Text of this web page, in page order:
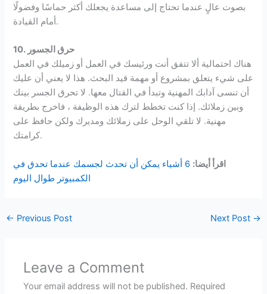
بصوت عالٍ عندما تحتاج إلى مساعدة يجعلك أكثر حماسًا وفضولًا
أمام القيادة.
10. حرق الجسور
هناك احتمالية ألا تتفق أنت ورئيسك في العمل أو زميلك في العمل
على شيء يتعلق بمشروع أو مهمة قيد البحث. هذا لا يعني أن عليك
أن تنسى آدابك المهنية وتبدأ في القتال معها. لا تحرق الجسر بينك
وبين زملائك. إذا كنت تخطط لترك هذه الوظيفة ، فاخرج بطريقة
مهنية. لا تلقي الوحل على زملائك ومديرك ولكن حافظ على
كرامتك.
اقرأ أيضا:
6 أشياء يمكن أن تحدث لجسمك عندما تحدق في
الكمبيوتر طوال اليوم
← Previous Post Next Post →
Leave a Comment
Your email address will not be published. Required